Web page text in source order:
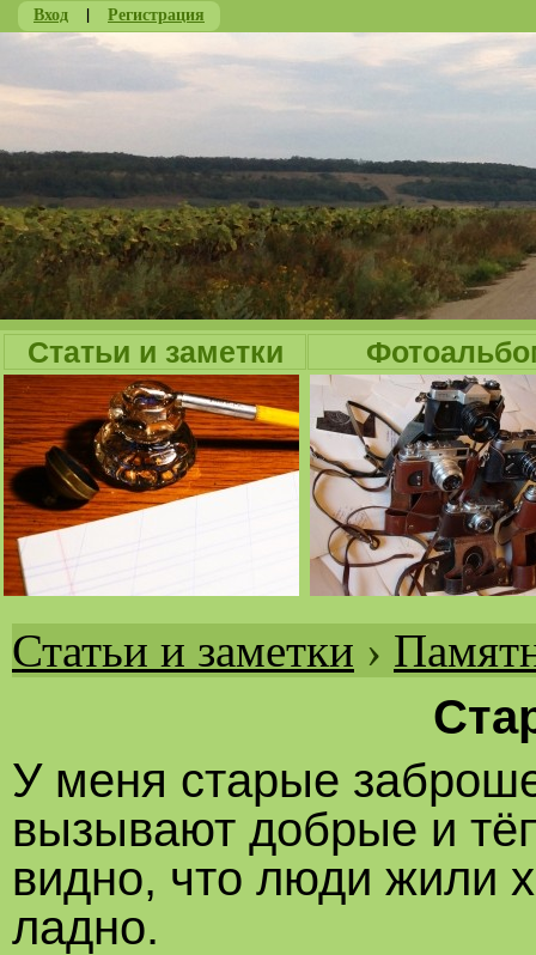
Вход | Регистрация
Статьи и заметки
Вы
Статьи и заметки ›
У меня старые
вызывают добрые и
видно, что люди жили
ладно.